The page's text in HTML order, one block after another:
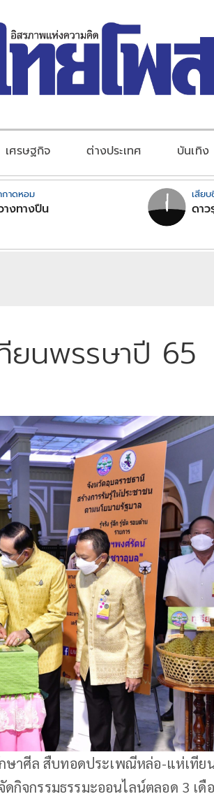
เศรษฐกิจ ต่างประเทศ บันเทิง
าดหอม
างทางปืน
เสีย
ดาว
ยนพรรษาปี 65
ษาศีล สืบทอดประเพณีหล่อ-แห่เทีย
กิจกรรมธรรมะออนไลน์ตลอด 3 เดื